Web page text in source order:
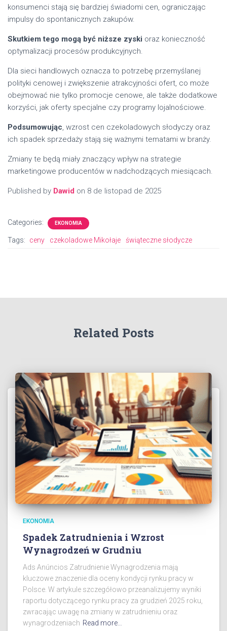
konsumenci stają się bardziej świadomi cen, ograniczając
impulsy do spontanicznych zakupów.
Skutkiem tego mogą być niższe zyski oraz konieczność
optymalizacji procesów produkcyjnych.
Dla sieci handlowych oznacza to potrzebę przemyślanej
polityki cenowej i zwiększenie atrakcyjności ofert, co może
obejmować nie tylko promocje cenowe, ale także dodatkowe
korzyści, jak oferty specjalne czy programy lojalnościowe.
Podsumowując, wzrost cen czekoladowych słodyczy oraz
ich spadek sprzedaży stają się ważnymi tematami w branży.
Zmiany te będą miały znaczący wpływ na strategie
marketingowe producentów w nadchodzących miesiącach.
Published by Dawid on 8 de listopad de 2025
Categories: EKONOMIA
Tags: ceny czekoladowe Mikołaje świąteczne słodycze
Related Posts
EKONOMIA
Spadek Zatrudnienia i Wzrost
Wynagrodzeń w Grudniu
Ads Anúncios Zatrudnienie Wynagrodzenia mają
kluczowe znaczenie dla oceny kondycji rynku pracy w
Polsce. W artykule szczegółowo przeanalizujemy wyniki
raportu dotyczącego rynku pracy za grudzień 2025 roku,
zwracając uwagę na zmiany w zatrudnieniu oraz
wynagrodzeniach Read more…